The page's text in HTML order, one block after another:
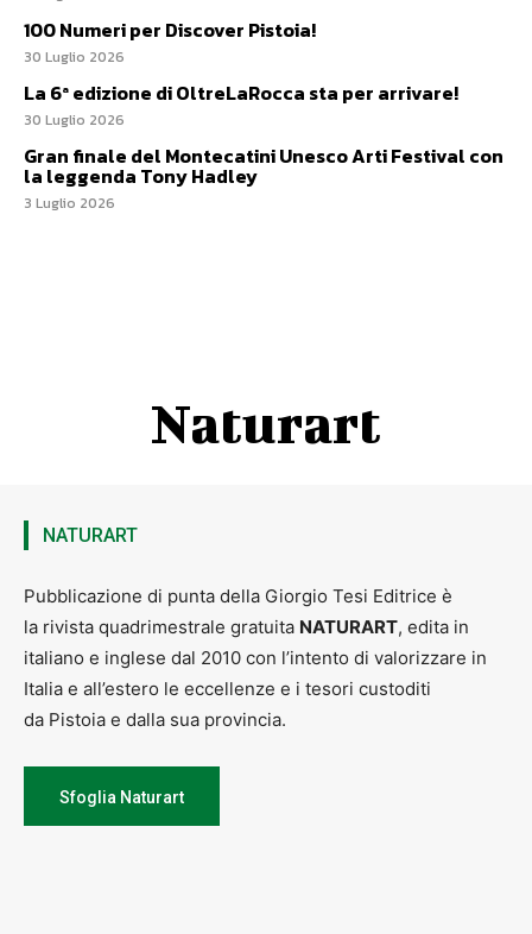
100 Numeri per Discover Pistoia!
30 Luglio 2026
La 6ª edizione di OltreLaRocca sta per arrivare!
30 Luglio 2026
Gran finale del Montecatini Unesco Arti Festival con
la leggenda Tony Hadley
3 Luglio 2026
Naturart
NATURART
Pubblicazione di punta della Giorgio Tesi Editrice è
la rivista quadrimestrale gratuita NATURART, edita in
italiano e inglese dal 2010 con l’intento di valorizzare in
Italia e all’estero le eccellenze e i tesori custoditi
da Pistoia e dalla sua provincia.
Sfoglia Naturart